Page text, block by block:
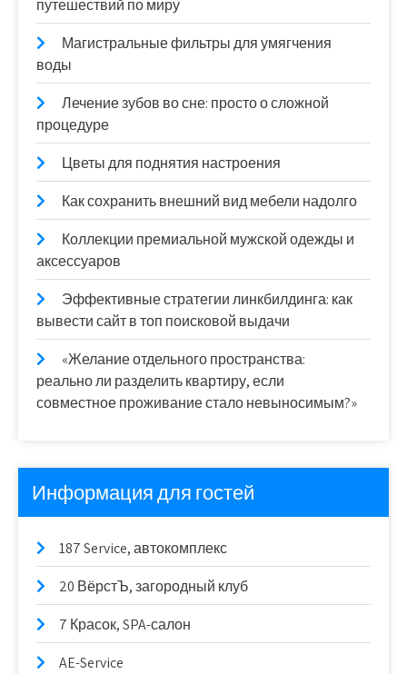
путешествий по миру
Магистральные фильтры для умягчения
воды
Лечение зубов во сне: просто о сложной
процедуре
Цветы для поднятия настроения
Как сохранить внешний вид мебели надолго
Коллекции премиальной мужской одежды и
аксессуаров
Эффективные стратегии линкбилдинга: как
вывести сайт в топ поисковой выдачи
«Желание отдельного пространства:
реально ли разделить квартиру, если
совместное проживание стало невыносимым?»
Информация для гостей
187 Service, автокомплекс
20 ВёрстЪ, загородный клуб
7 Красок, SPA-салон
AE-Service